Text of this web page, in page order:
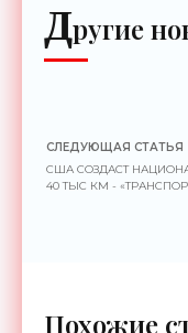
Другие
СЛЕДУЮЩАЯ СТАТЬЯ
США СОЗДАСТ
40 ТЫС КМ -
Похожие